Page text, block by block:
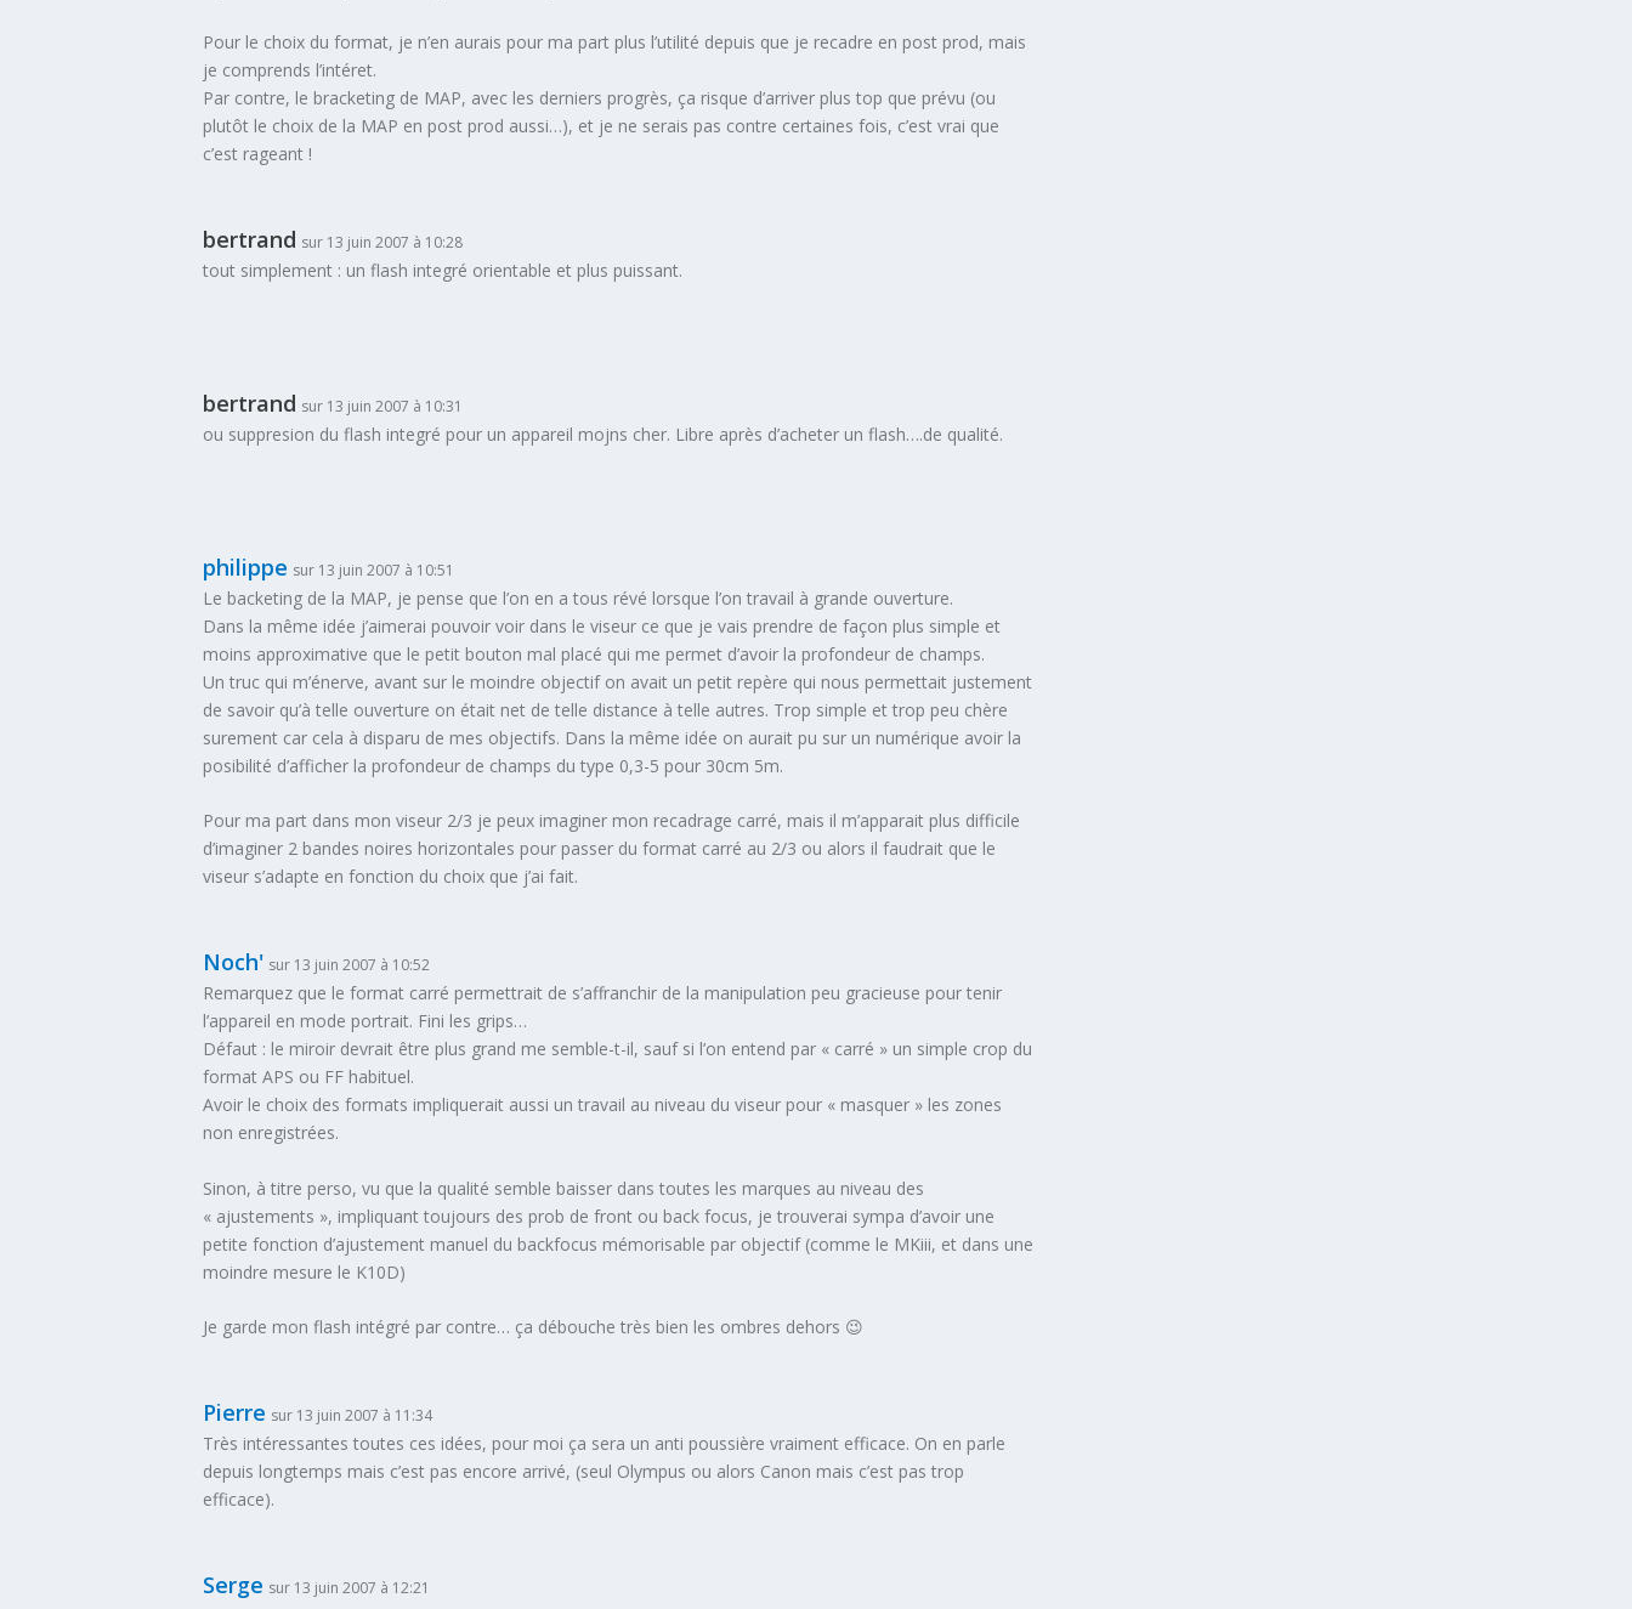
Pour le choix du format, je n’en aurais pour ma part plus l’utilité depuis que je recadre en post prod, mais
je comprends l’intéret.
Par contre, le bracketing de MAP, avec les derniers progrès, ça risque d’arriver plus top que prévu (ou
plutôt le choix de la MAP en post prod aussi…), et je ne serais pas contre certaines fois, c’est vrai que
c’est rageant !
bertrand sur 13 juin 2007 à 10:28
tout simplement : un flash integré orientable et plus puissant.
bertrand sur 13 juin 2007 à 10:31
ou suppresion du flash integré pour un appareil mojns cher. Libre après d’acheter un flash….de qualité.
philippe sur 13 juin 2007 à 10:51
Le backeting de la MAP, je pense que l’on en a tous révé lorsque l’on travail à grande ouverture.
Dans la même idée j’aimerai pouvoir voir dans le viseur ce que je vais prendre de façon plus simple et
moins approximative que le petit bouton mal placé qui me permet d’avoir la profondeur de champs.
Un truc qui m’énerve, avant sur le moindre objectif on avait un petit repère qui nous permettait justement
de savoir qu’à telle ouverture on était net de telle distance à telle autres. Trop simple et trop peu chère
surement car cela à disparu de mes objectifs. Dans la même idée on aurait pu sur un numérique avoir la
posibilité d’afficher la profondeur de champs du type 0,3-5 pour 30cm 5m.
Pour ma part dans mon viseur 2/3 je peux imaginer mon recadrage carré, mais il m’apparait plus difficile
d’imaginer 2 bandes noires horizontales pour passer du format carré au 2/3 ou alors il faudrait que le
viseur s’adapte en fonction du choix que j’ai fait.
Noch' sur 13 juin 2007 à 10:52
Remarquez que le format carré permettrait de s’affranchir de la manipulation peu gracieuse pour tenir
l’appareil en mode portrait. Fini les grips…
Défaut : le miroir devrait être plus grand me semble-t-il, sauf si l’on entend par « carré » un simple crop du
format APS ou FF habituel.
Avoir le choix des formats impliquerait aussi un travail au niveau du viseur pour « masquer » les zones
non enregistrées.
Sinon, à titre perso, vu que la qualité semble baisser dans toutes les marques au niveau des
« ajustements », impliquant toujours des prob de front ou back focus, je trouverai sympa d’avoir une
petite fonction d’ajustement manuel du backfocus mémorisable par objectif (comme le MKiii, et dans une
moindre mesure le K10D)
Je garde mon flash intégré par contre… ça débouche très bien les ombres dehors 😉
Pierre sur 13 juin 2007 à 11:34
Très intéressantes toutes ces idées, pour moi ça sera un anti poussière vraiment efficace. On en parle
depuis longtemps mais c’est pas encore arrivé, (seul Olympus ou alors Canon mais c’est pas trop
efficace).
Serge sur 13 juin 2007 à 12:21